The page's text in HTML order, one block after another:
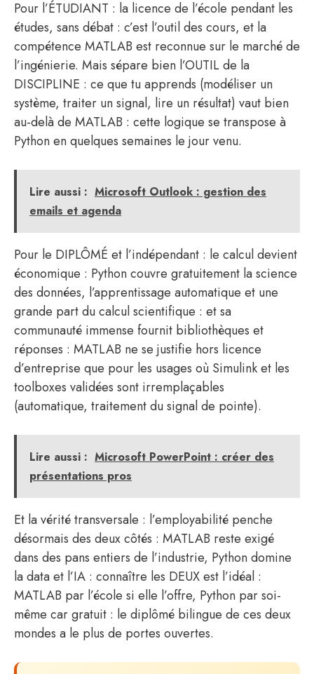
Pour l’ÉTUDIANT : la licence de l’école pendant les
études, sans débat : c’est l’outil des cours, et la
compétence MATLAB est reconnue sur le marché de
l’ingénierie. Mais sépare bien l’OUTIL de la
DISCIPLINE : ce que tu apprends (modéliser un
système, traiter un signal, lire un résultat) vaut bien
au-delà de MATLAB : cette logique se transpose à
Python en quelques semaines le jour venu.
Lire aussi : Microsoft Outlook : gestion des
emails et agenda
Pour le DIPLÔMÉ et l’indépendant : le calcul devient
économique : Python couvre gratuitement la science
des données, l’apprentissage automatique et une
grande part du calcul scientifique : et sa
communauté immense fournit bibliothèques et
réponses : MATLAB ne se justifie hors licence
d’entreprise que pour les usages où Simulink et les
toolboxes validées sont irremplaçables
(automatique, traitement du signal de pointe).
Lire aussi : Microsoft PowerPoint : créer des
présentations pros
Et la vérité transversale : l’employabilité penche
désormais des deux côtés : MATLAB reste exigé
dans des pans entiers de l’industrie, Python domine
la data et l’IA : connaître les DEUX est l’idéal :
MATLAB par l’école si elle l’offre, Python par soi-
même car gratuit : le diplômé bilingue de ces deux
mondes a le plus de portes ouvertes.